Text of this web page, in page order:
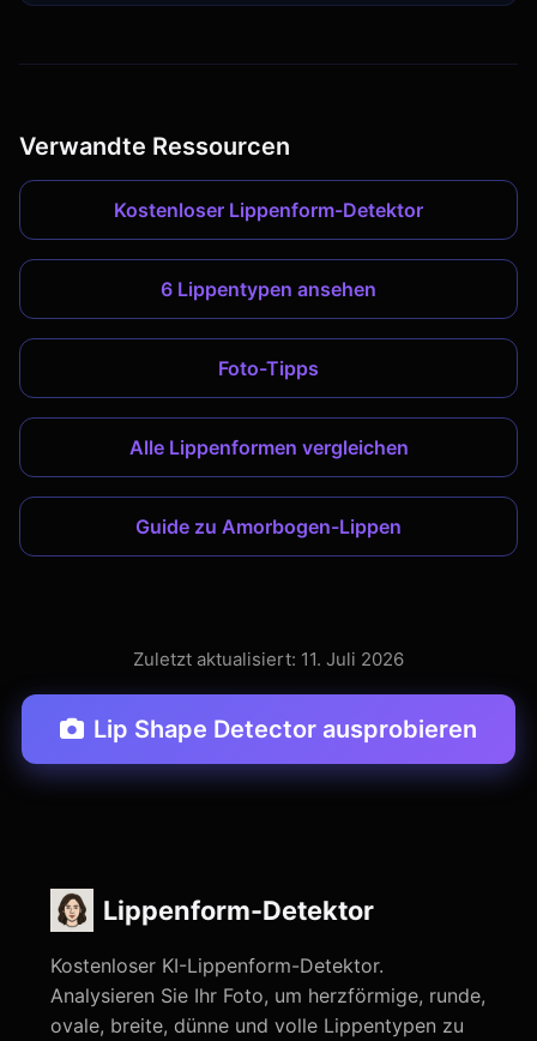
Verwandte Ressourcen
Kostenloser Lippenform-Detektor
6 Lippentypen ansehen
Foto-Tipps
Alle Lippenformen vergleichen
Guide zu Amorbogen-Lippen
Zuletzt aktualisiert: 11. Juli 2026
Lip Shape Detector ausprobieren
Lippenform-Detektor
Kostenloser KI-Lippenform-Detektor.
Analysieren Sie Ihr Foto, um herzförmige, runde,
ovale, breite, dünne und volle Lippentypen zu